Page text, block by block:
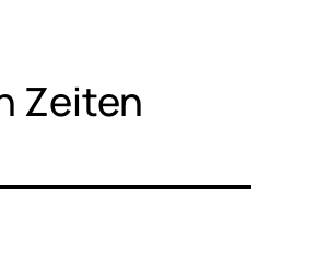
Zeiten